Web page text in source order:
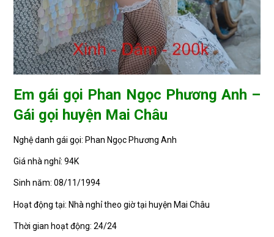
Em gái gọi Phan Ngọc Phương Anh –
Gái gọi huyện Mai Châu
Nghệ danh gái gọi: Phan Ngọc Phương Anh
Giá nhà nghỉ: 94K
Sinh năm: 08/11/1994
Hoạt động tại: Nhà nghỉ theo giờ tại huyện Mai Châu
Thời gian hoạt động: 24/24